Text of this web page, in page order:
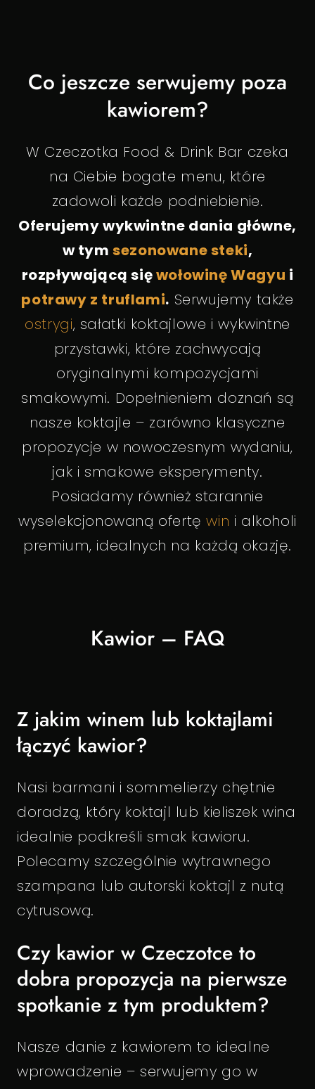
Co jeszcze serwujemy poza
kawiorem?
W Czeczotka Food & Drink Bar czeka
na Ciebie bogate menu, które
zadowoli każde podniebienie.
Oferujemy wykwintne dania główne,
w tymsezonowane steki,
rozpływającą sięwołowinę Wagyu i
potrawy z truflami. Serwujemy także
ostrygi, sałatki koktajlowe i wykwintne
przystawki, które zachwycają
oryginalnymi kompozycjami
smakowymi. Dopełnieniem doznań są
nasze koktajle – zarówno klasyczne
propozycje w nowoczesnym wydaniu,
jak i smakowe eksperymenty.
Posiadamy również starannie
wyselekcjonowaną ofertęwin i alkoholi
premium, idealnych na każdą okazję.
Kawior – FAQ
Z jakim winem lub koktajlami
łączyć kawior?
Nasi barmani i sommelierzy chętnie
doradzą, który koktajl lub kieliszek wina
idealnie podkreśli smak kawioru.
Polecamy szczególnie wytrawnego
szampana lub autorski koktajl z nutą
cytrusową.
Czy kawior w Czeczotce to
dobra propozycja na pierwsze
spotkanie z tym produktem?
Nasze danie z kawiorem to idealne
wprowadzenie – serwujemy go w